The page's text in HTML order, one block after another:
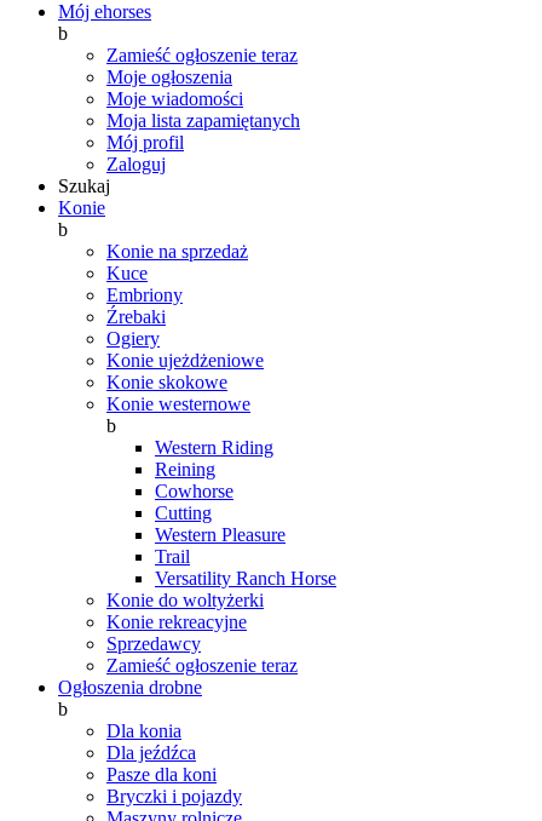
Mój ehorses
b
Zamieść ogłoszenie teraz
Moje ogłoszenia
Moje wiadomości
Moja lista zapamiętanych
Mój profil
Zaloguj
Szukaj
Konie
b
Konie na sprzedaż
Kuce
Embriony
Źrebaki
Ogiery
Konie ujeżdżeniowe
Konie skokowe
Konie westernowe
b
Western Riding
Reining
Cowhorse
Cutting
Western Pleasure
Trail
Versatility Ranch Horse
Konie do woltyżerki
Konie rekreacyjne
Sprzedawcy
Zamieść ogłoszenie teraz
Ogłoszenia drobne
b
Dla konia
Dla jeźdźca
Pasze dla koni
Bryczki i pojazdy